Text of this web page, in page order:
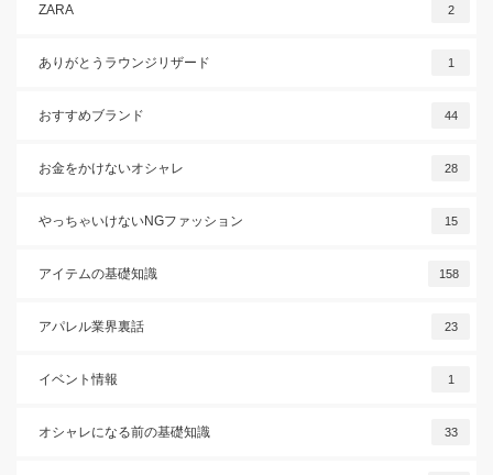
ZARA 2
ありがとうラウンジリザード 1
おすすめブランド 44
お金をかけないオシャレ 28
やっちゃいけないNGファッション 15
アイテムの基礎知識 158
アパレル業界裏話 23
イベント情報 1
オシャレになる前の基礎知識 33